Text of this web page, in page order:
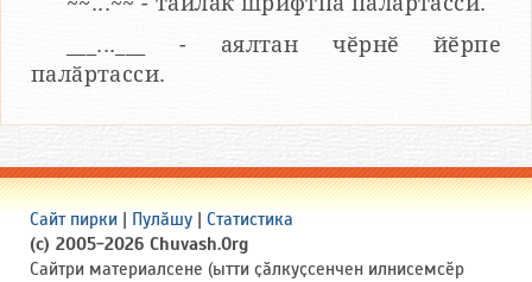
___...___ - аялтан чӗрнӗ йӗрпе
палӑртасси.
Сайт пирки | Пулӑшу | Статистика
(c) 2005-2026 Chuvash.Org
Сайтри материалсене (ытти ҫӑлкуҫсенчен илнисемсӗр